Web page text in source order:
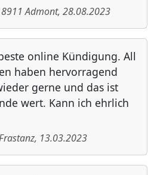
8911 Admont, 28.08.2023
online Kündigung. All
haben hervorragend
gerne und das ist
wert. Kann ich ehrlich
, 13.03.2023